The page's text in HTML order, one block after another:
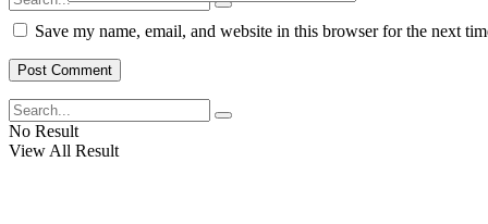
No Result
View All Result
Save my name, email, and website in this browser for the next
No Result
View All Result